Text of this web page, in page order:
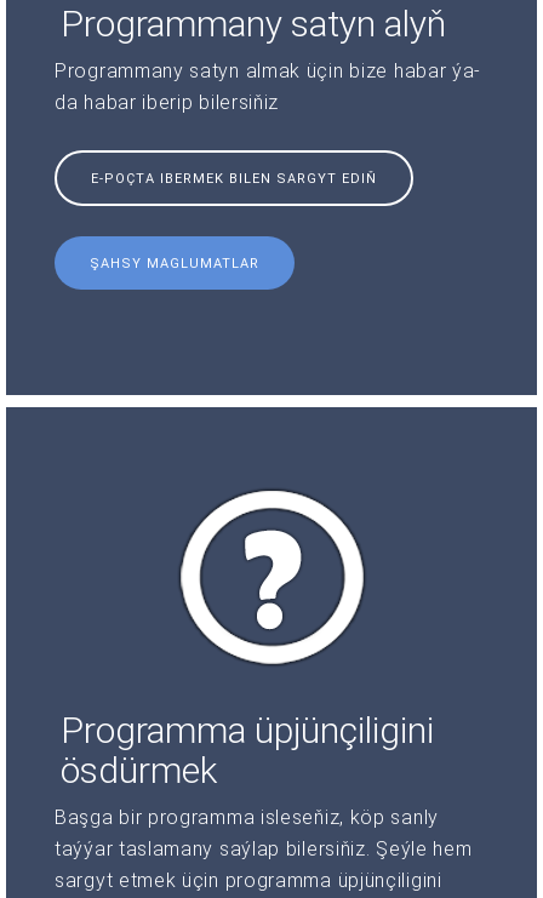
Programmany satyn alyň
Programmany satyn almak üçin bize habar ýa-
da habar iberip bilersiňiz
E-POÇTA IBERMEK BILEN SARGYT EDIŇ
ŞAHSY MAGLUMATLAR
Programma üpjünçiligini
ösdürmek
Başga bir programma isleseňiz, köp sanly
taýýar taslamany saýlap bilersiňiz. Şeýle hem
sargyt etmek üçin programma üpjünçiligini